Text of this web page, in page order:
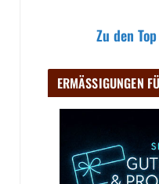
Zu den
ERMÄSSIGUNGEN